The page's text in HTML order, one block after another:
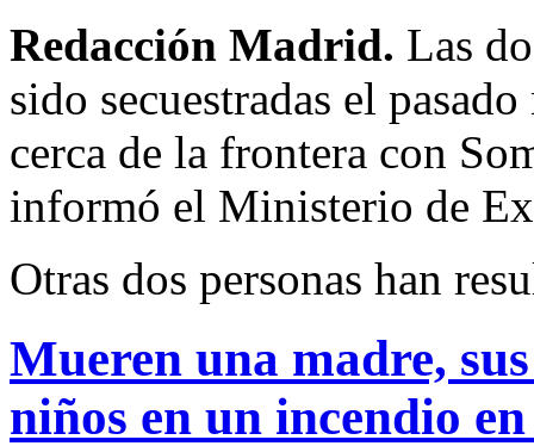
Redacción Madrid. Las
sido secuestradas el
cerca de la frontera con
informó el Ministerio de
Otras dos personas han
Mueren una madre,
niños en un incendio